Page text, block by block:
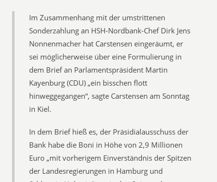
Im Zusammenhang mit der umstrittenen
Sonderzahlung an HSH-Nordbank-Chef Dirk Jens
Nonnenmacher hat Carstensen eingeräumt, er
sei möglicherweise über eine Formulierung in
dem Brief an Parlamentspräsident Martin
Kayenburg (CDU) „ein bisschen flott
hinweggegangen“, sagte Carstensen am Sonntag
in Kiel.
In dem Brief hieß es, der Präsidialausschuss der
Bank habe die Boni in Höhe von 2,9 Millionen
Euro „mit vorherigem Einverständnis der Spitzen
der Landesregierungen in Hamburg und